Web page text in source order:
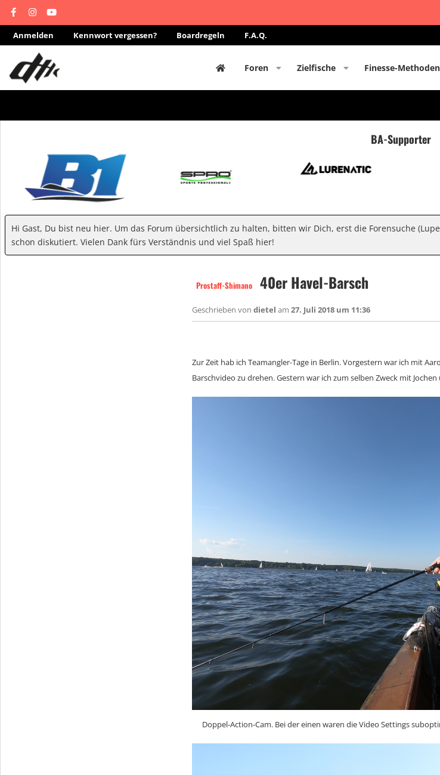
Anmelden Kennwort vergessen? Boardregeln F.A.Q.
Foren Zielfische Finesse-Methoden
BA-Supporter
Hi Gast, Du bist neu hier. Um das Forum übersichtlich zu halten, bitten wir Dich, erst die Forensuche
schon diskutiert. Vielen Dank fürs Verständnis und viel Spaß hier!
Prostaff-Shimano 40er Havel-Barsch
Geschrieben von dietel am 27. Juli 2018 um 11:36
Zur Zeit hab ich Teamangler-Tage in Berlin. Vorgestern war ich mit
Barschvideo zu drehen. Gestern war ich zum selben Zweck mit
Doppel-Action-Cam. Bei der einen waren die Video Settings